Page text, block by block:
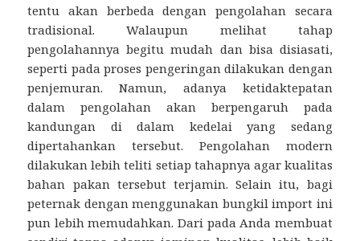
tentu akan berbeda dengan pengolahan secara
tradisional. Walaupun melihat tahap
pengolahannya begitu mudah dan bisa disiasati,
seperti pada proses pengeringan dilakukan dengan
penjemuran. Namun, adanya ketidaktepatan
dalam pengolahan akan berpengaruh pada
kandungan di dalam kedelai yang sedang
dipertahankan tersebut. Pengolahan modern
dilakukan lebih teliti setiap tahapnya agar kualitas
bahan pakan tersebut terjamin. Selain itu, bagi
peternak dengan menggunakan bungkil import ini
pun lebih memudahkan. Dari pada Anda membuat